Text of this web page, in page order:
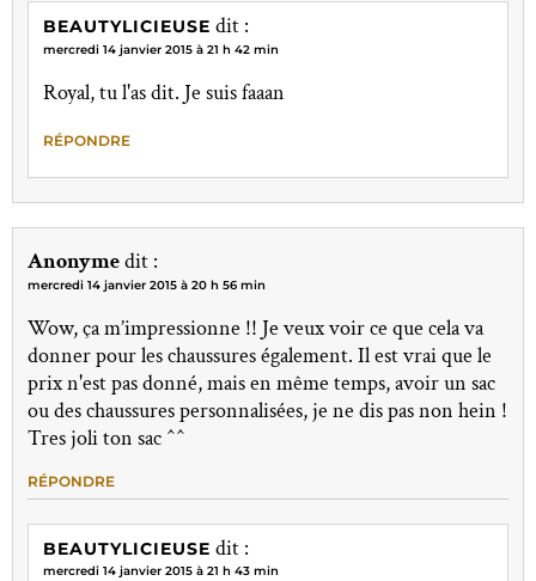
BEAUTYLICIEUSE dit :
mercredi 14 janvier 2015 à 21 h 42 min
Royal, tu l'as dit. Je suis faaan
RÉPONDRE
Anonymedit :
mercredi 14 janvier 2015 à 20 h 56 min
Wow, ça m’impressionne !! Je veux voir ce que cela va
donner pour les chaussures également. Il est vrai que le
prix n'est pas donné, mais en même temps, avoir un sac
ou des chaussures personnalisées, je ne dis pas non hein !
Tres joli ton sac ^^
RÉPONDRE
BEAUTYLICIEUSE dit :
mercredi 14 janvier 2015 à 21 h 43 min